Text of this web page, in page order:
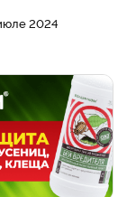
2024